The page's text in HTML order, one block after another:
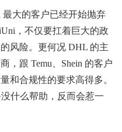
大的客户已经开始抛弃
，不仅要扛着巨大的政
风险。更何况 DHL 的主
，跟 Temu、Shein 的客户
和合规性的要求高得多。
什么帮助，反而会惹一